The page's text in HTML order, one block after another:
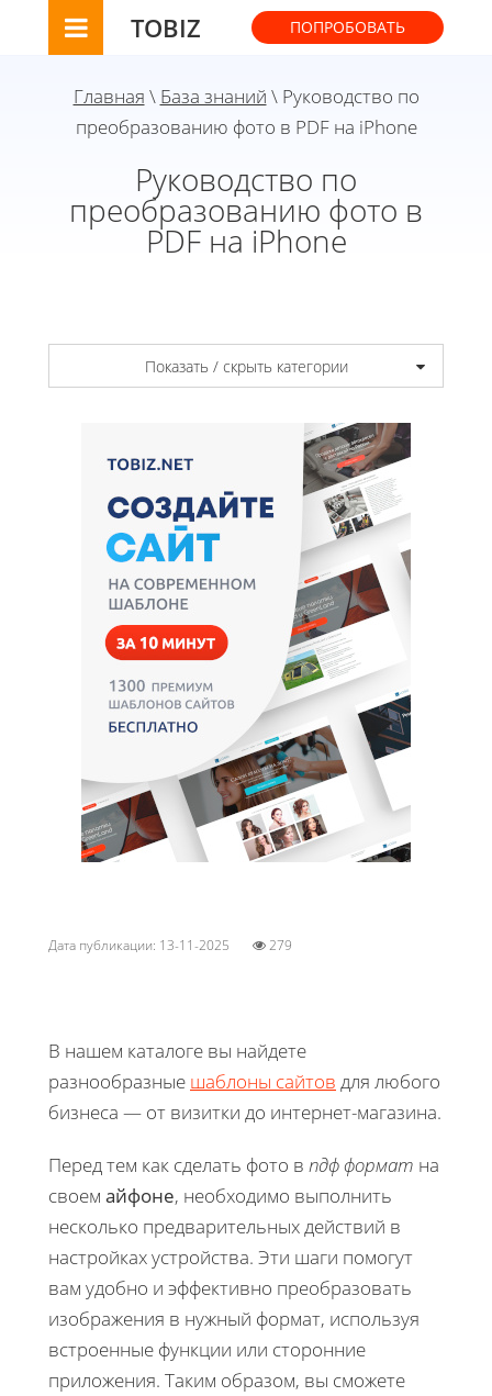
TOBIZ ПОПРОБОВАТЬ
Главная \ База знаний \ Руководство по
преобразованию фото в PDF на iPhone
Руководство по
преобразованию фото в
PDF на iPhone
Показать / скрыть категории
Дата публикации: 13-11-2025 279
В нашем каталоге вы найдете
разнообразные шаблоны сайтов для любого
бизнеса — от визитки до интернет-магазина.
Перед тем как сделать фото в пдф формат на
своем айфоне, необходимо выполнить
несколько предварительных действий в
настройках устройства. Эти шаги помогут
вам удобно и эффективно преобразовать
изображения в нужный формат, используя
встроенные функции или сторонние
приложения. Таким образом, вы сможете